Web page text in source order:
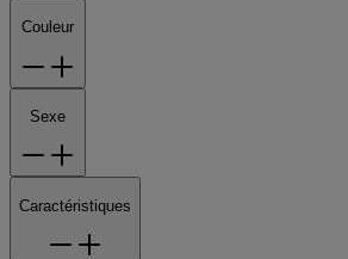
Couleur
Sexe
Caractéristiques